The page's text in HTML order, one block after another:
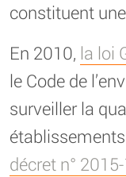
constituent
En 2010, la loi
le Code de
surveiller la
décret n°